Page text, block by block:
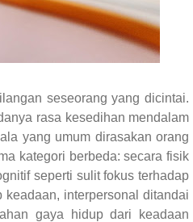
seseorang yang dicintai.
rasa kesedihan mendalam
yang umum dirasakan orang
kategori berbeda: secara fisik
seperti sulit fokus terhadap
interpersonal ditandai
gaya hidup dari keadaan